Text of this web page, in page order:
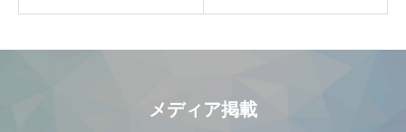
メディア掲載